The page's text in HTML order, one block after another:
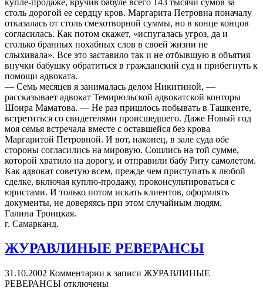
столь дорогой ее сердцу кров. Маргарита Петровна поначалу
отказалась от столь смехотворной суммы, но в конце концов
согласилась. Как потом скажет, «испугалась угроз, да и
столько бранных похабных слов в своей жизни не
слыхивала». Все это заставило так и не отбывшую в объятия
внучки бабушку обратиться в гражданский суд и прибегнуть к
помощи адвоката.
— Семь месяцев я занималась делом Никитиной, —
рассказывает адвокат Темирюльской адвокатской конторы
Шоира Маматова. — Не раз пришлось побывать в Ташкенте,
встретиться со свидетелями происшедшего. Даже Новый год
моя семья встречала вместе с оставшейся без крова
Маргаритой Петровной. И вот, наконец, в зале суда обе
стороны согласились на мировую. Сошлись на той сумме,
которой хватило на дорогу, и отправили бабу Риту самолетом.
Как адвокат советую всем, прежде чем приступать к любой
сделке, включая куплю-продажу, проконсультироваться с
юристами. И только потом искать клиентов, оформлять
документы, не доверяясь при этом случайным людям.
Галина Троицкая.
г. Самарканд.
ЖУРАВЛИНЫЕ РЕВЕРАНСЫ
31.10.2002 Комментарии к записи ЖУРАВЛИНЫЕ
РЕВЕРАНСЫ отключены